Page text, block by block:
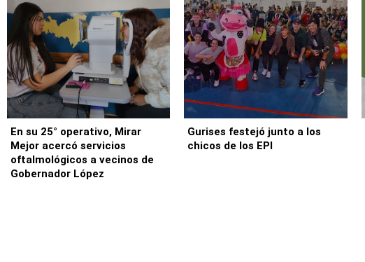
En su 25° operativo, Mirar
Mejor acercó servicios
oftalmológicos a vecinos de
Gobernador López
Gurises festejó junto a los
chicos de los EPI